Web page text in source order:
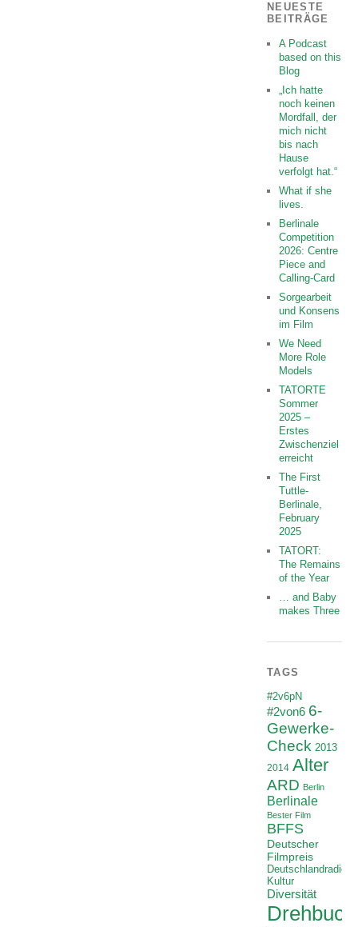
NEUESTE
BEITRÄGE
A Podcast
based on this
Blog
„Ich hatte
noch keinen
Mordfall, der
mich nicht
bis nach
Hause
verfolgt hat.“
What if she
lives.
Berlinale
Competition
2026: Centre
Piece and
Calling-Card
Sorgearbeit
und Konsens
im Film
We Need
More Role
Models
TATORTE
Sommer
2025 –
Erstes
Zwischenziel
erreicht
The First
Tuttle-
Berlinale,
February
2025
TATORT:
The Remains
of the Year
… and Baby
makes Three
TAGS
#2v6pN
#2von6 6-
Gewerke-
Check 2013
2014 Alter
ARD Berlin
Berlinale
Bester Film
BFFS
Deutscher
Filmpreis
Deutschlandradio
Kultur
Diversität
Drehbuch